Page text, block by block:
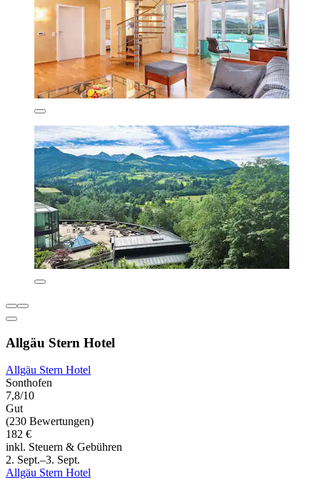
Allgäu Stern Hotel
Allgäu Stern Hotel
Sonthofen
7,8/10
Gut
(230 Bewertungen)
182 €
inkl. Steuern & Gebühren
2. Sept.–3. Sept.
Allgäu Stern Hotel